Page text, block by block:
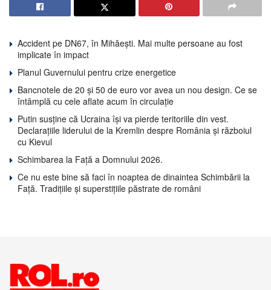
Accident pe DN67, în Mihăești. Mai multe persoane au fost
implicate în impact
Planul Guvernului pentru crize energetice
Bancnotele de 20 și 50 de euro vor avea un nou design. Ce se
întâmplă cu cele aflate acum în circulație
Putin susține că Ucraina își va pierde teritoriile din vest.
Declarațiile liderului de la Kremlin despre România și războiul
cu Kievul
Schimbarea la Față a Domnului 2026.
Ce nu este bine să faci în noaptea de dinaintea Schimbării la
Față. Tradițiile și superstițiile păstrate de români